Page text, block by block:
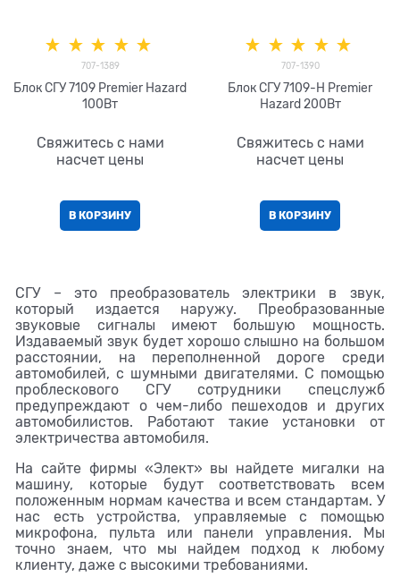
707-1389
Блок СГУ 7109 Premier Hazard
100Вт
Свяжитесь с нами
насчет цены
В КОРЗИНУ
707-1390
Блок СГУ 7109-H Premier
Hazard 200Вт
Свяжитесь с нами
насчет цены
В КОРЗИНУ
СГУ – это преобразователь электрики в звук,
который издается наружу. Преобразованные
звуковые сигналы имеют большую мощность.
Издаваемый звук будет хорошо слышно на большом
расстоянии, на переполненной дороге среди
автомобилей, с шумными двигателями. С помощью
проблескового СГУ сотрудники спецслужб
предупреждают о чем-либо пешеходов и других
автомобилистов. Работают такие установки от
электричества автомобиля.
На сайте фирмы «Элект» вы найдете мигалки на
машину, которые будут соответствовать всем
положенным нормам качества и всем стандартам. У
нас есть устройства, управляемые с помощью
микрофона, пульта или панели управления. Мы
точно знаем, что мы найдем подход к любому
клиенту, даже с высокими требованиями.